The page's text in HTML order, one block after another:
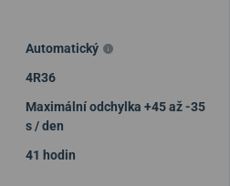
Automatický
4R36
Maximální odchylka +45 až -35
s / den
41 hodin